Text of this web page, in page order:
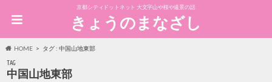
京都シティドットネット 大文字山や桜や遠景の話
きょうのまなざし
HOME タグ : 中国山地東部
TAG
中国山地東部